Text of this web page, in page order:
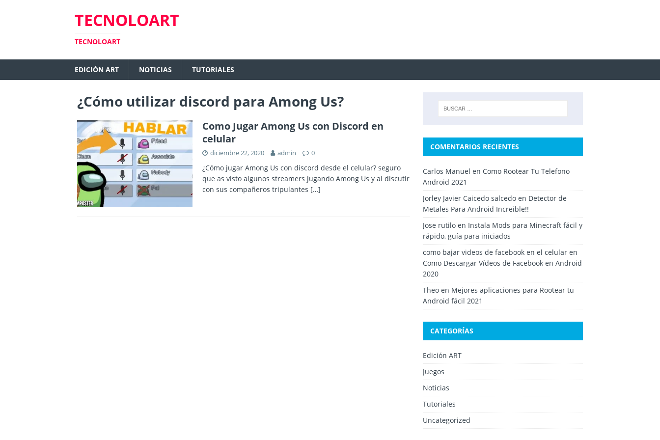
TECNOLOART
TECNOLOART
EDICIÓN ART NOTICIAS TUTORIALES
¿Cómo utilizar discord para Among Us?
Como Jugar Among Us con Discord en
celular
diciembre 22, 2020 admin 0
¿Cómo jugar Among Us con discord desde el celular? seguro
que as visto algunos streamers jugando Among Us y al discutir
con sus compañeros tripulantes […]
COMENTARIOS RECIENTES
Carlos Manuel en Como Rootear Tu Telefono
Android 2021
Jorley Javier Caicedo salcedoen Detector de
Metales Para Android Increible!!
Jose rutiloen Instala Mods para Minecraft fácil y
rápido, guía para iniciados
como bajar videos de facebook en el celularen
Como Descargar Vídeos de Facebook en Android
2020
Theoen Mejores aplicaciones para Rootear tu
Android fácil 2021
CATEGORÍAS
Edición ART
Juegos
Noticias
Tutoriales
Uncategorized